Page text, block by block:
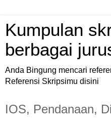
Kumpulan
berbagai
Anda Bingung mencari
Referensi Skripsimu disini
IOS, Pendanaan,